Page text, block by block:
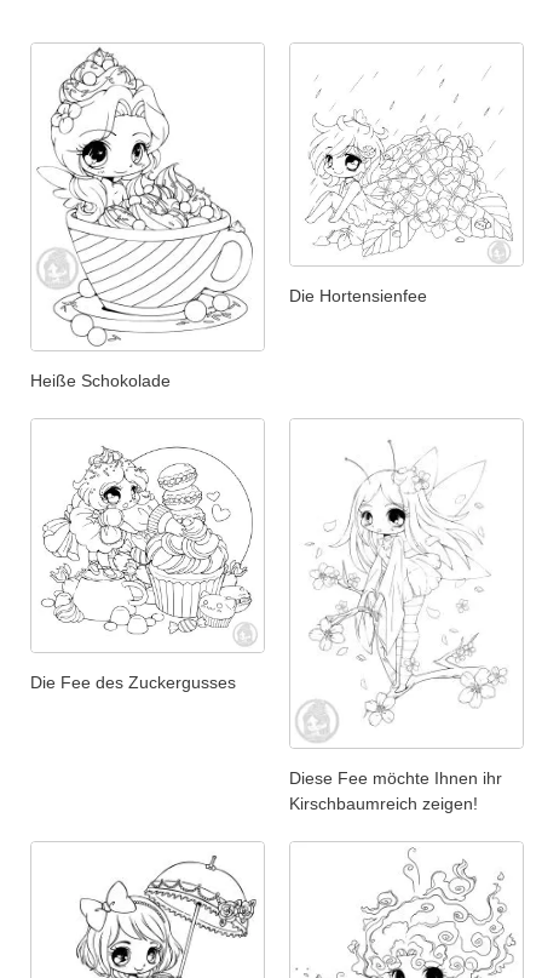
Heiße Schokolade
Die Hortensienfee
Die Fee des Zuckergusses
Diese Fee möchte Ihnen ihr
Kirschbaumreich zeigen!